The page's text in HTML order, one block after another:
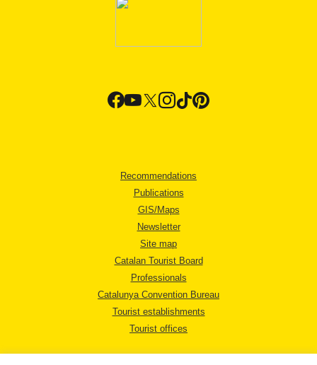
Recommendations
Publications
GIS/Maps
Newsletter
Site map
Catalan Tourist Board
Professionals
Catalunya Convention Bureau
Tourist establishments
Tourist offices